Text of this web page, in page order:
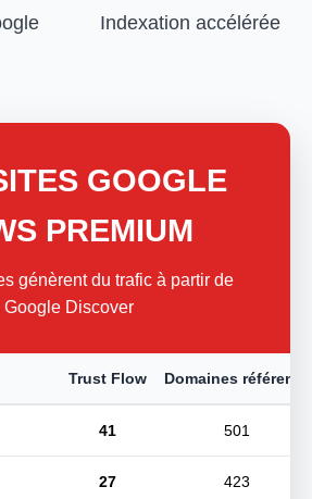
Indexation accélérée
GOOGLE
PREMIUM
génèrent du trafic à partir de
Google Discover
Trust Flow Domaines référents
41 501
27 423